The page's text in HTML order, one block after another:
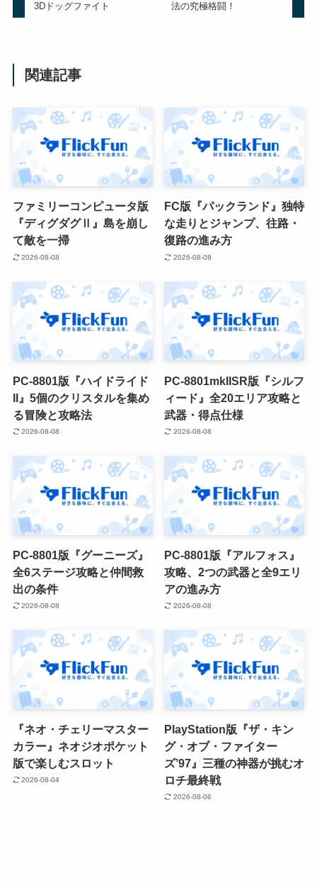
3Dドッグファイト
法の究極格闘！
関連記事
ファミリーコンピュータ版
『ディグダグⅡ』島を崩し
て敵を一掃
2026-08-08
FC版『パックランド』独特
な走りとジャンプ、往路・
復路の進み方
2026-08-08
PC-8801版『ハイドライド
II』5個のクリスタルを集め
る冒険と攻略法
2026-08-08
PC-8801mkIISR版『シルフ
ィード』全20エリア攻略と
武器・得点仕様
2026-08-08
PC-8801版『グーニーズ』
全6ステージ攻略と仲間救
出の条件
2026-08-08
PC-8801版『アルフォス』
攻略、2つの武器と全9エリ
アの進み方
2026-08-08
『ネオ・チェリーマスター
カラー』ネオジオポケット
版で楽しむスロット
2026-08-04
PlayStation版『ザ・キン
グ・オブ・ファイター
ズ’97』三種の神器が挑むオ
ロチ最終戦
2026-08-06